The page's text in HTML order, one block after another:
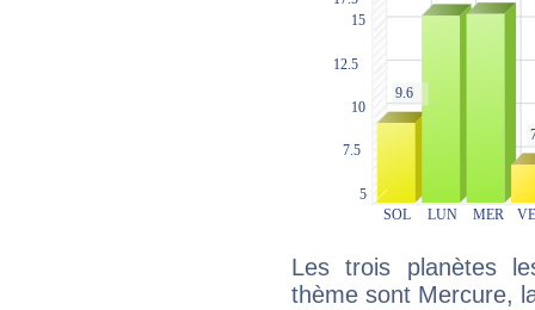
Les trois planètes
thème sont Mercure,